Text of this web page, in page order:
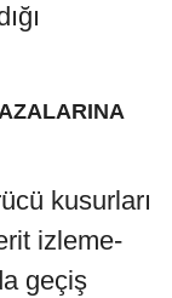
kusurları
izleme-
geçiş